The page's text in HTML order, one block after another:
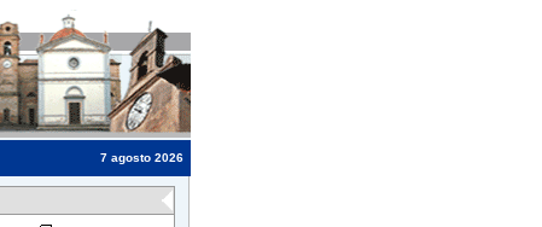
7 agosto 2026